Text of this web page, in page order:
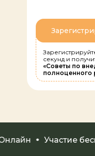
секунд и
«Советы по
полноценного
Участие